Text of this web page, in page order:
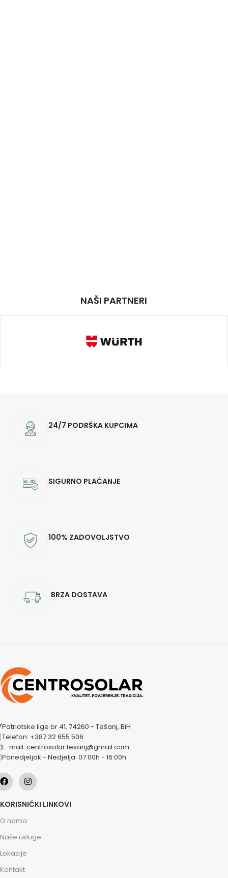
NAŠI PARTNERI
24/7 PODRŠKA KUPCIMA
SIGURNO PLAĆANJE
100% ZADOVOLJSTVO
BRZA DOSTAVA
Patriotske lige br 41, 74260 - Tešanj, BiH
Telefon: +387 32 655 506
E-mail: centrosolar.tesanj@gmail.com
Ponedjeljak - Nedjelja: 07:00h - 16:00h
KORISNIČKI LINKOVI
O nama
Naše usluge
Lokacije
Kontakt